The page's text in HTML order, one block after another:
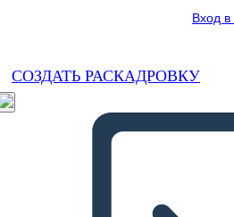
Вход
СОЗДАТЬ РАСКАДРОВКУ